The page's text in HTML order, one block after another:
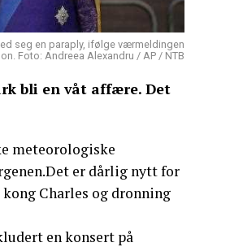
seg en paraply, ifølge værmeldingen
Foto: Andreea Alexandru / AP / NTB
bli en våt affære. Det
meteorologiske
er dårlig nytt for
Charles og dronning
en konsert på